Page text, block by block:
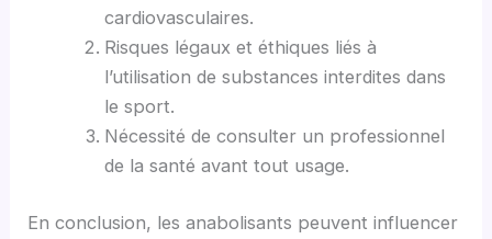
cardiovasculaires.
Risques légaux et éthiques liés à
l’utilisation de substances interdites dans
le sport.
Nécessité de consulter un professionnel
de la santé avant tout usage.
En conclusion, les anabolisants peuvent influencer